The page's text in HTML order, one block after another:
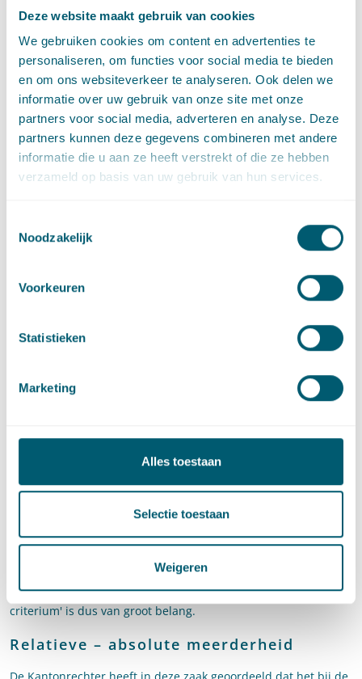
Deze website maakt gebruik van cookies
We gebruiken cookies om content en advertenties te
personaliseren, om functies voor social media te bieden
en om ons websiteverkeer te analyseren. Ook delen we
informatie over uw gebruik van onze site met onze
partners voor social media, adverteren en analyse. Deze
partners kunnen deze gegevens combineren met andere
informatie die u aan ze heeft verstrekt of die ze hebben
verzameld op basis van uw gebruik van hun services.
Noodzakelijk
Voorkeuren
Statistieken
Marketing
Alles toestaan
Selectie toestaan
Weigeren
zolang maar vaststaat dat die kleine minderheid telkens groter
afbakeningsproblemen met meerdere pensioenfondsen en
geeft grote onzekerheden.
Volgorde
Het Hof vervolgt dat volgens de werkingssfeerbepaling eerst
dient te worden gekeken naar het aantal werknemers dat
regelmatig betrokken is bij glaswerkzaamheden, daarna (als
kijkt het Hof naar de omzet. Daarbij acht het Hof de
boekhouding bepalend en niet hoe Odin achteraf gezien de
conclusie dat Odin in (slechts) twee van de vier jaren waarover
viel. Het Hof stelt Odin deels in het gelijk en vernietigt het
Het ‘in hoofdzaak-criterium’: relatieve
Verplichte deelname in een bedrijfstakpensioenfonds volgt uit
Wet verplichte deelneming in een bedrijfstakpensioenfonds
gebaseerd) is vaak een 'in hoofdzaak-criterium' opgenomen.
Indien een bedrijf meerdere kernactiviteiten ontplooit, kan aan
dit criterium een niet geringe betekenis toekomen. Het kan de
bij een bedrijfstakpensioenfonds (en pensioenpremie moet
betalen aan dat fonds) of niet. De uitleg van het 'in hoofdzaak-
criterium' is dus van groot belang.
Relatieve – absolute meerderheid
De Kantonrechter heeft in deze zaak geoordeeld dat het bij de